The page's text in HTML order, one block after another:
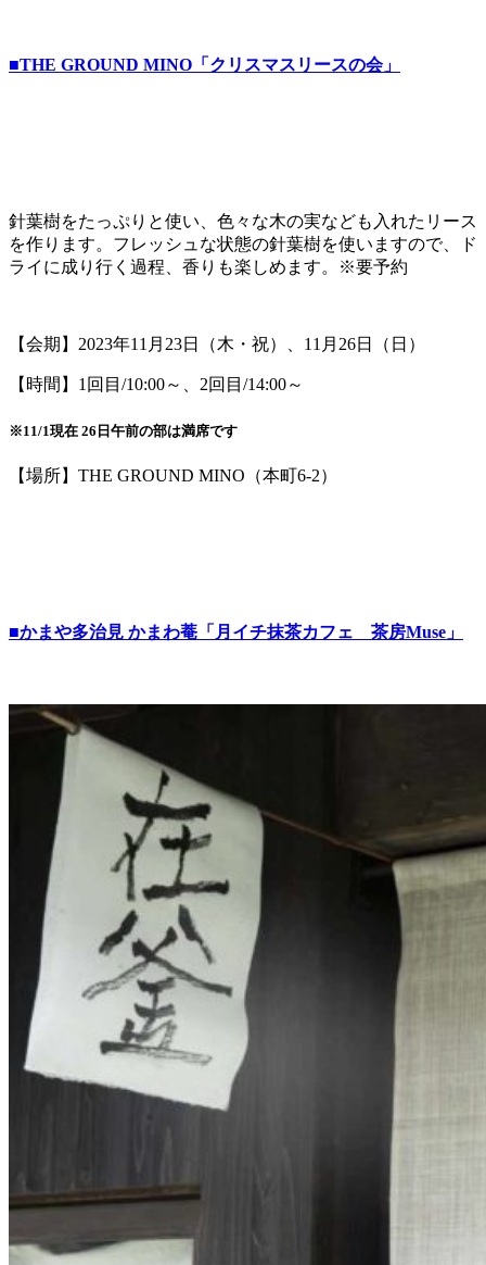
■THE GROUND MINO「クリスマスリースの会」
針葉樹をたっぷりと使い、色々な木の実なども入れたリース
を作ります。フレッシュな状態の針葉樹を使いますので、ド
ライに成り行く過程、香りも楽しめます。※要予約
【会期】2023年11月23日（木・祝）、11月26日（日）
【時間】1回目/10:00～、2回目/14:00～
※11/1現在 26日午前の部は満席です
【場所】THE GROUND MINO（本町6-2）
■かまや多治見 かまわ菴「月イチ抹茶カフェ 茶房Muse」